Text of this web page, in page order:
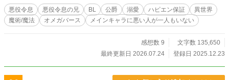
か、ルーカスがゼンを婚約の相手に指名してきて！？ 弟loveな表向きはクール
受けが、王子系攻めになぜか溺愛されちゃう、ドタバタほのぼのオメガバースB
Lです シリアスもあります BL人気ランキング・最高2位 ホットランキング・最
悪役令息 悪役令息の兄 BL 公爵 溺愛 ハピエン保証
異世界
魔術/魔法
オメガバース メインキャラに悪い人が一人もいない
感想数 9
文字数 135,650
最終更新日 2026.07.24
登録日 2025.12.23